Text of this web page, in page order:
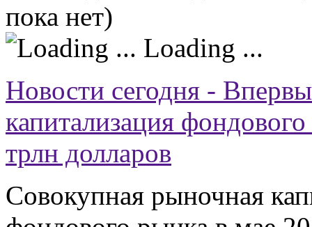
пока нет)
Loading ...
Новости сегодня -
капитализация
трлн долларов
Совокупная рыночная